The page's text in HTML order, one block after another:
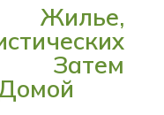
Жилье,
Затем